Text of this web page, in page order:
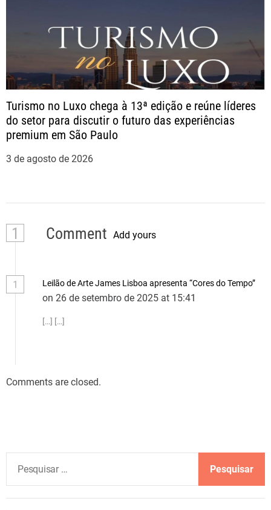
Turismo no Luxo chega à 13ª edição e reúne líderes
do setor para discutir o futuro das experiências
premium em São Paulo
3 de agosto de 2026
1 Comment Add yours
1 Leilão de Arte James Lisboa apresenta “Cores do Tempo”
on 26 de setembro de 2025 at 15:41
[…] […]
Comments are closed.